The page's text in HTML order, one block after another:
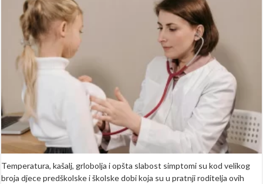
zavladale
viroze
i
gripa:
pune
oboljele
Temperatura, kašalj, grlobolja i opšta slabost simptomi su kod velikog
broja djece predškolske i školske dobi koja su u pratnji roditelja ovih